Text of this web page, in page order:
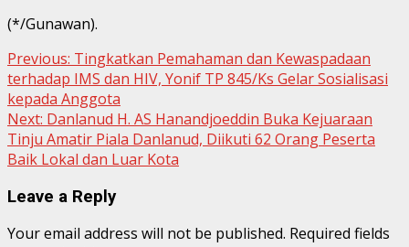
(*/Gunawan).
Continue
Reading
Previous: Tingkatkan Pemahaman dan Kewaspadaan
terhadap IMS dan HIV, Yonif TP 845/Ks Gelar Sosialisasi
kepada Anggota
Next: Danlanud H. AS Hanandjoeddin Buka Kejuaraan
Tinju Amatir Piala Danlanud, Diikuti 62 Orang Peserta
Baik Lokal dan Luar Kota
Leave a Reply
Your email address will not be published. Required fields